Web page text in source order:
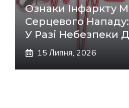
Ознаки Інфаркту
Серцевого
У Разі Небезпеки
15 Липня, 2026